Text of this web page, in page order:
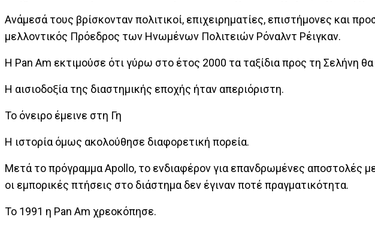
Ανάμεσά τους βρίσκονταν πολιτικοί, επιχειρηματίες, επιστήμονες και
μελλοντικός Πρόεδρος των Ηνωμένων Πολιτειών Ρόναλντ Ρέιγκαν.
Η Pan Am εκτιμούσε ότι γύρω στο έτος 2000 τα ταξίδια προς τη Σελήνη
Η αισιοδοξία της διαστημικής εποχής ήταν απεριόριστη.
Το όνειρο έμεινε στη Γη
Η ιστορία όμως ακολούθησε διαφορετική πορεία.
Μετά το πρόγραμμα Apollo, το ενδιαφέρον για επανδρωμένες αποστολές
οι εμπορικές πτήσεις στο διάστημα δεν έγιναν ποτέ πραγματικότητα.
Το 1991 η Pan Am χρεοκόπησε.